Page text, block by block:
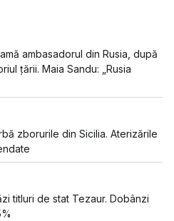
ambasadorul din Rusia, după
țării. Maia Sandu: „Rusia
zborurile din Sicilia. Aterizările
titluri de stat Tezaur. Dobânzi